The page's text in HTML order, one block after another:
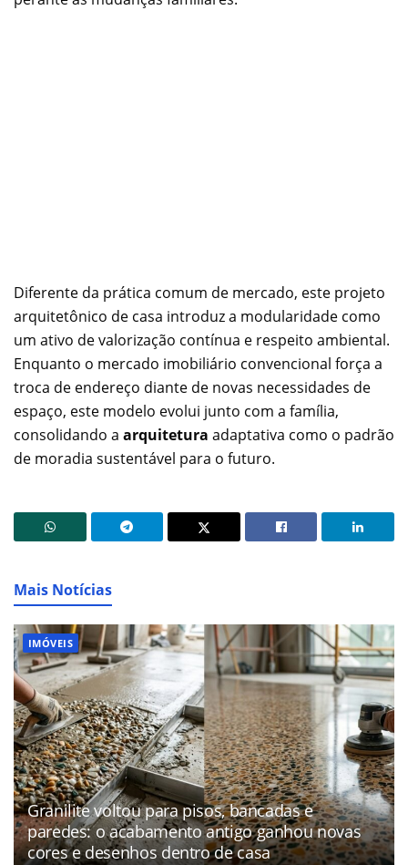
Diferente da prática comum de mercado, este projeto
arquitetônico de casa introduz a modularidade como
um ativo de valorização contínua e respeito ambiental.
Enquanto o mercado imobiliário convencional força a
troca de endereço diante de novas necessidades de
espaço, este modelo evolui junto com a família,
consolidando a arquitetura adaptativa como o padrão
de moradia sustentável para o futuro.
Mais Notícias
IMÓVEIS
Granilite voltou para pisos, bancadas e
paredes: o acabamento antigo ganhou novas
cores e desenhos dentro de casa